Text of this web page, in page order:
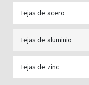
Tejas de acero
Tejas de aluminio
Tejas de zinc